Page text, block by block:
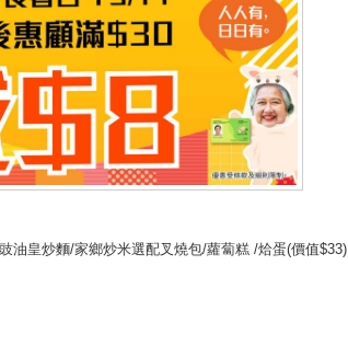
油皇炒麵/家鄉炒米選配叉燒包/蘿蔔糕 /烚蛋(價值$33)